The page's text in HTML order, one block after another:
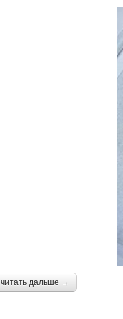
читать дальше →